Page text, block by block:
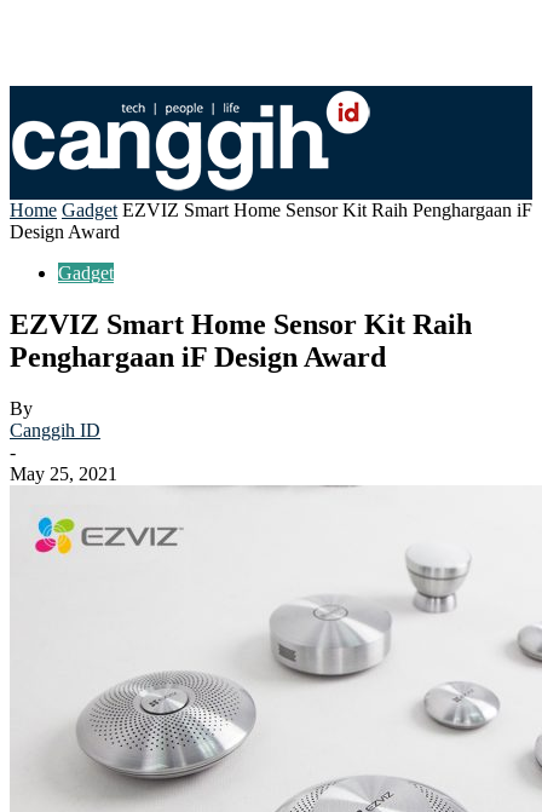
Home Gadget EZVIZ Smart Home Sensor Kit Raih Penghargaan iF
Design Award
Gadget
EZVIZ Smart Home Sensor Kit Raih
Penghargaan iF Design Award
By
Canggih ID
-
May 25, 2021